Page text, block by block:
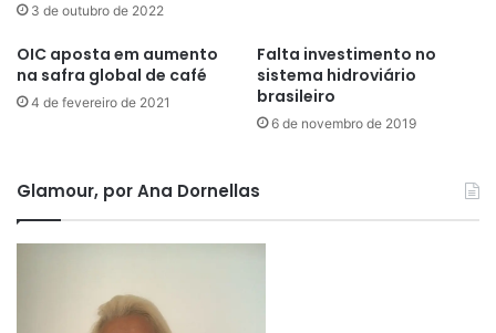
3 de outubro de 2022
OIC aposta em aumento
na safra global de café
4 de fevereiro de 2021
Falta investimento no
sistema hidroviário
brasileiro
6 de novembro de 2019
Glamour, por Ana Dornellas